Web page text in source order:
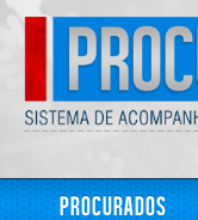
Procurados